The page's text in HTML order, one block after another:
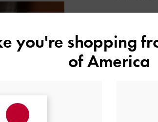
特典
配送 & 返
レビューは購入した方のみ投稿がで
you're shopping
of America